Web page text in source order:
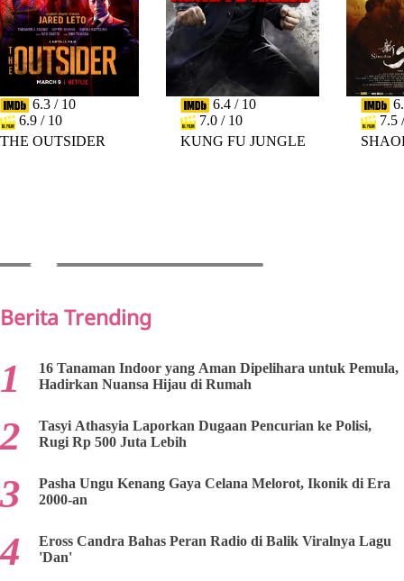
6.3 / 10
6.9 / 10
THE OUTSIDER
6.4 / 10
7.0 / 10
KUNG FU JUNGLE
7.5
Berita Trending
16 Tanaman Indoor yang Aman Dipelihara untuk Pemula,
Hadirkan Nuansa Hijau di Rumah
Tasyi Athasyia Laporkan Dugaan Pencurian ke Polisi,
Rugi Rp 500 Juta Lebih
Pasha Ungu Kenang Gaya Celana Melorot, Ikonik di Era
2000-an
Eross Candra Bahas Peran Radio di Balik Viralnya Lagu
'Dan'